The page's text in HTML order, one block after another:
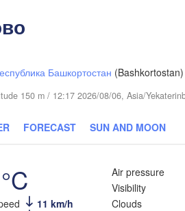
Башкортостан (Bashkortostan)
150 m / 12:17 2026/08/06, Asia/
FORECAST SUN AND MOON
11 km/h
Air pressure
Visibility
Clouds